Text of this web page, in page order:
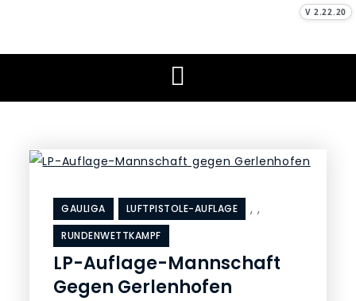
contentSchützenverein
Burlafingen e. V.
GAULIGA ,
LUFTPISTOLE-AUFLAGE ,
RUNDENWETTKAMPF
LP-Auflage-Mannschaft
Gegen Gerlenhofen
V 2.22.20